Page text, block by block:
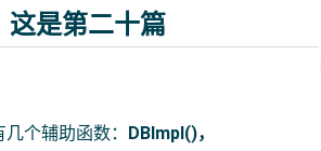
是第二十篇
个辅助函数： DBImpl()，